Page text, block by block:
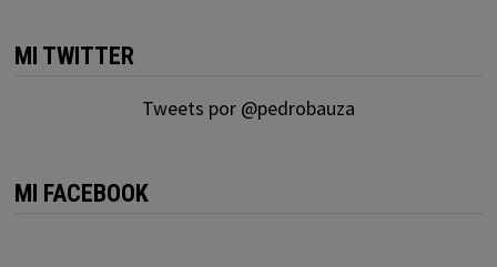
MI TWITTER
Tweets por @pedrobauza
MI FACEBOOK